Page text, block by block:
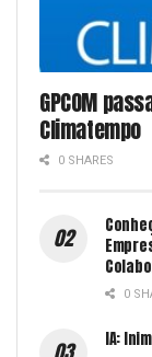
GPCOM
Climatempo
0 SHARES
0
IA: